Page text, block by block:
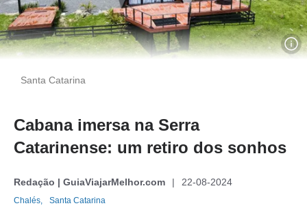
Santa Catarina
Cabana imersa na Serra
Catarinense: um retiro dos sonhos
Redação | GuiaViajarMelhor.com 22-08-2024
Chalés, Santa Catarina